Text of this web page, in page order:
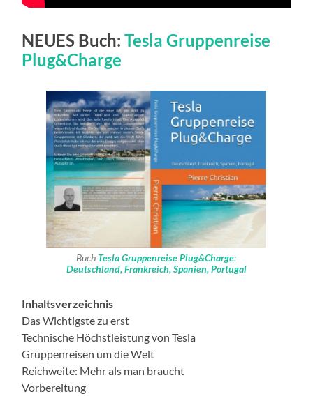
NEUES Buch:Tesla Gruppenreise
Plug&Charge
BuchTesla Gruppenreise Plug&Charge:
Deutschland, Frankreich, Spanien, Portugal
Inhaltsverzeichnis
Das Wichtigste zu erst
Technische Höchstleistung von Tesla
Gruppenreisen um die Welt
Reichweite: Mehr als man braucht
Vorbereitung